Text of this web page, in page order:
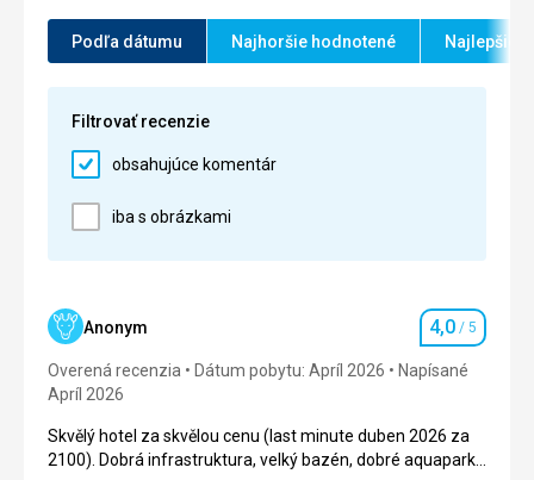
Ubytovanie 5,0/ 5
Služby
Cena
lehátek, barů a příjemná atmosféra.
Snídaně byla vždy stejná, ale pestrá. Obědy a večeře
byly velmi oblíbené. Byly to chutné jídlo.
Ubytovanie
Velmi hezké místo. Pěkný personál a opravdu
Podľa dátumu Najhoršie hodnotené Najlepšie
Filtrovať recenzie
obsahujúce komentár
iba s obrázkami
Anonym Hodnotenie
4,0 / 5
Overená recenzia Dátum pobytu: Apríl 2026
Napísané
Apríl 2026
Skvělý hotel za skvělou cenu (last minute duben 2026 za
2100). Dobrá infrastruktura, velký bazén, dobré aquaparky,